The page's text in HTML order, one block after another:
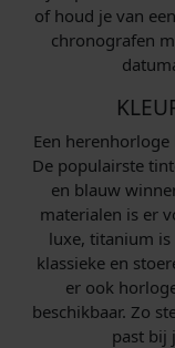
of houd je van
chronografen
Een
De populairste
en blauw
materialen is er
luxe, titanium is
klassieke en
er ook
beschikbaar. Zo
past bij